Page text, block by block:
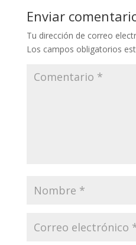
Enviar
Tu dirección de correo
Los campos obligatorios